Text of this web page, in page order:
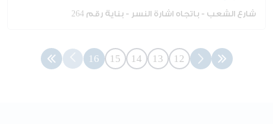
شارع الشعب - باتجاه اشارة النسر - بناية رقم 264
12
13
14
15
16